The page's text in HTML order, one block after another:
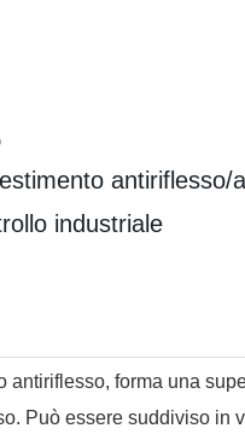
industriale
antiriflesso, forma una
Può essere suddiviso in